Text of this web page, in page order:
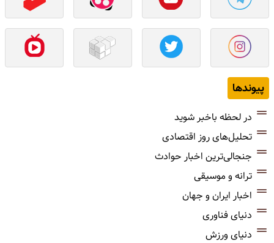
پیوندها
در لحظه باخبر شوید
تحلیل‌های روز اقتصادی
جنجالی‌ترین اخبار حوادث
ترانه و موسیقی
اخبار ایران و جهان
دنیای فناوری
دنیای ورزش